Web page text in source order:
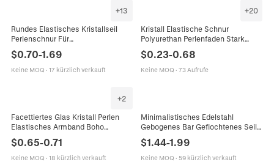
+13
Rundes Elastisches Kristallseil
Perlenschnur Für
Schmuckherstellung DIY Armband
Halskette Starker Dehnbarer Faden
Mehrfarbig
$0.70-1.69
Keine MOQ · 17 kürzlich verkauft
+20
Kristall Elastische Schnur
Polyurethan Perlenfaden Stark
Dehnbar Für DIY Armband
Schmuckherstellung Zubehör
Mehrfarbig
$0.23-0.68
Keine MOQ · 73 Aufrufe
+2
Facettiertes Glas Kristall Perlen
Elastisches Armband Boho
Für Damen Minimalistischer
Schmuck
$0.65-0.71
Keine MOQ · 18 kürzlich verkauft
Minimalistisches Edelstahl
Gebogenes Bar Geflochtenes Seil
Schmuck Für Damen Herren Paare
$1.44-1.99
Keine MOQ · 59 kürzlich verkauft